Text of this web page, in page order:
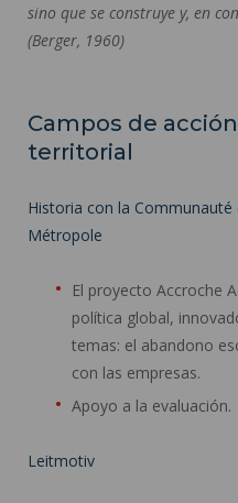
sino que se construye y, en
(Berger, 1960)
Campos de
territorial
Historia con la
Métropole
El proyecto Accroche
política global,
temas: el abandono
con las empresas.
Apoyo a la evaluación.
Leitmotiv